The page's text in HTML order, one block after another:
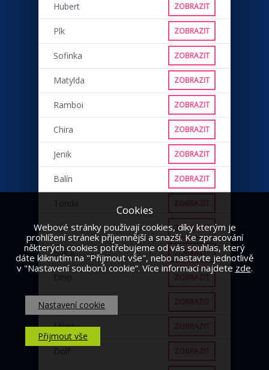
Hubert ZOBRAZIT
Plk ZOBRAZIT
Sofinka ZOBRAZIT
Matylda ZOBRAZIT
Ramboi ZOBRAZIT
Chira ZOBRAZIT
Jenik ZOBRAZIT
Balín ZOBRAZIT
Tonda ZOBRAZIT
VLK ZOBRAZIT
Black ZOBRAZIT
Dino ZOBRAZIT
Punťa ZOBRAZIT
Monty ZOBRAZIT
Dolf ZOBRAZIT
Cookies
Webové stránky používají cookies, díky kterým je
prohlížení stránek příjemnější a snazší. Ke zpracování
některých cookies potřebujeme od vás souhlas, který
dáte kliknutím na "Přijmout vše", nebo nastavte jednotlivě
v "Nastavení souborů cookie“. Více informací najdete zde.
Nastavení cookie
Přijmout vše